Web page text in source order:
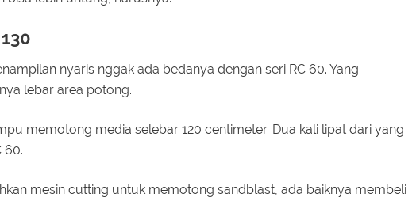
nyaris nggak ada bedanya dengan seri RC 60. Yang
lebar area potong.
memotong media selebar 120 centimeter. Dua kali lipat dari yang
60.
mesin cutting untuk memotong sandblast, ada baiknya membeli